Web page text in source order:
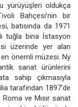
yürüyüşleri oldukça
Bahçesi’nin bir
batısında da 1971
tuğla bina İstasyon
üzerinde yer alan
en önemli müzesi. Ny
sanat ürünlerini
sahip çıkmasıyla
tarafından 1897’de
ve Mısır sanat